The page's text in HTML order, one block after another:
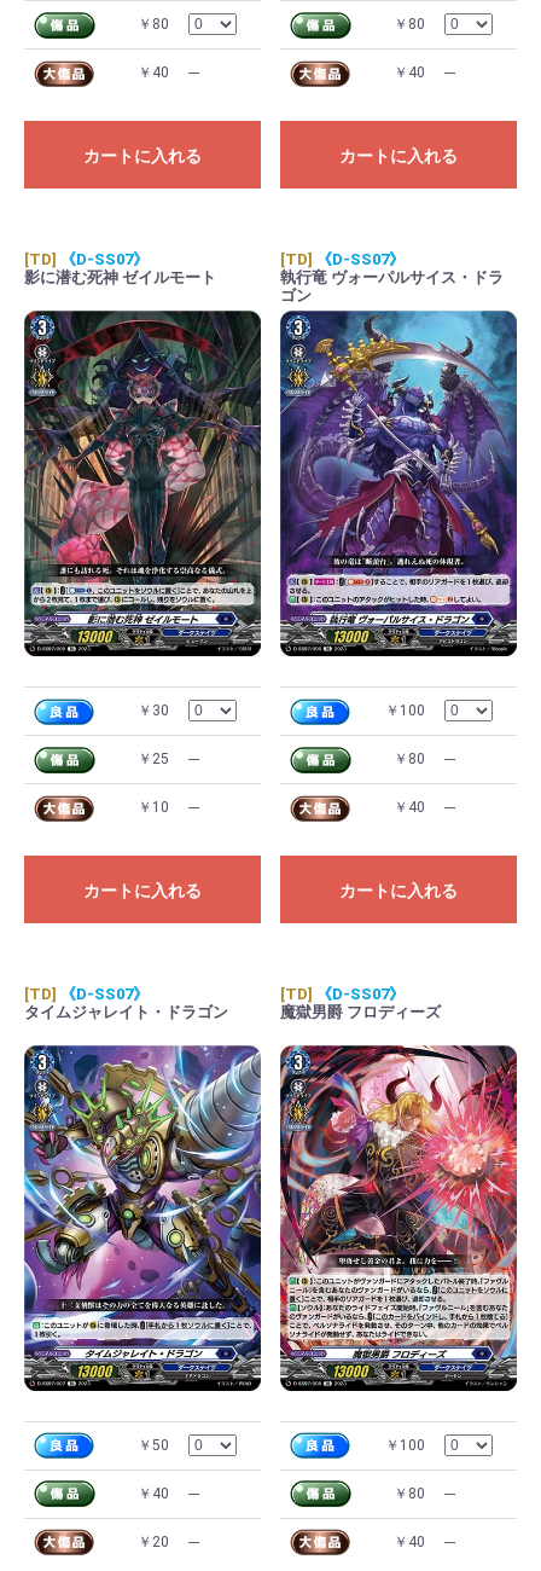
￥80
￥40 ---
カートに入れる
￥80
￥40 ---
カートに入れる
[TD]
《D-SS07》
影に潜む死神 ゼイルモート
￥30
￥25 ---
￥10 ---
カートに入れる
[TD]
《D-SS07》
執行竜 ヴォーパルサイス・ドラ
ゴン
￥100
￥80 ---
￥40 ---
カートに入れる
[TD]
《D-SS07》
タイムジャレイト・ドラゴン
￥50
￥40 ---
￥20 ---
[TD]
《D-SS07》
魔獄男爵 フロディーズ
￥100
￥80 ---
￥40 ---